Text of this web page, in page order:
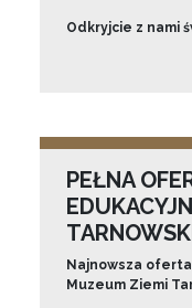
Odkryjcie z nami
PEŁNA
Najnowsza
Muzeum Ziemi